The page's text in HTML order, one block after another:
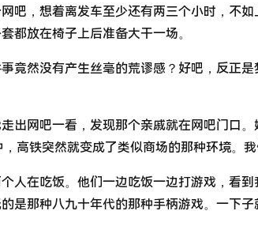
吧，想着离发车至少还有两三个小时，不
都放在椅子上后准备大干一场。
竟然没有产生丝毫的荒谬感？好吧，反正
出网吧一看，发现那个亲戚就在网吧门口。
高铁突然就变成了类似商场的那种环境。我
人在吃饭。他们一边吃饭一边打游戏，看
是那种八九十年代的那种手柄游戏。一下